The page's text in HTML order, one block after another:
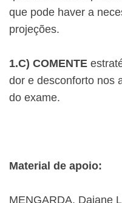
que pode haver a
projeções.
1.C) COMENTE
dor e desconforto nos
do exame.
Material de apoio:
MENGARDA, Daiane